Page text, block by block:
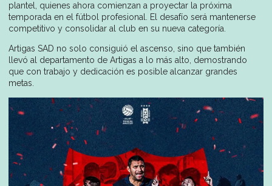
plantel, quienes ahora comienzan a proyectar la próxima
temporada en el fútbol profesional. El desafío será mantenerse
competitivo y consolidar al club en su nueva categoría.
Artigas SAD no solo consiguió el ascenso, sino que también
llevó al departamento de Artigas a lo más alto, demostrando
que con trabajo y dedicación es posible alcanzar grandes
metas.